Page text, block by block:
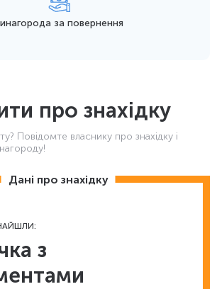
за повернення
про знахідку
Повідомте власнику про знахідку і
Дані про знахідку
з